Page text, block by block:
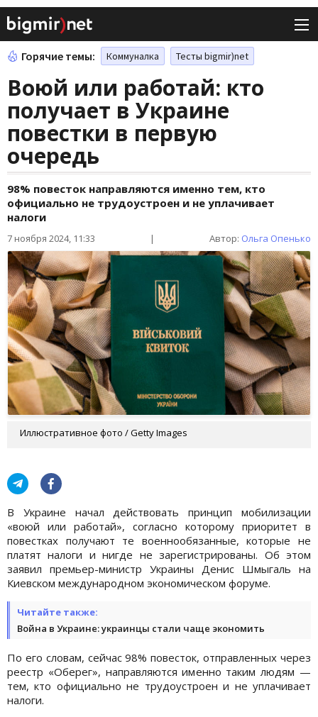
Горячие темы: Коммуналка Тесты bigmir)net
Воюй или работай: кто
получает в Украине
повестки в первую
очередь
98% повесток направляются именно тем, кто
официально не трудоустроен и не уплачивает
налоги
7 ноября 2024, 11:33 | Автор: Ольга Опенько
Иллюстративное фото / Getty Images
В Украине начал действовать принцип мобилизации
«воюй или работай», согласно которому приоритет в
повестках получают те военнообязанные, которые не
платят налоги и нигде не зарегистрированы. Об этом
заявил премьер-министр Украины Денис Шмыгаль на
Киевском международном экономическом форуме.
Читайте также:
Война в Украине: украинцы стали чаще экономить
По его словам, сейчас 98% повесток, отправленных через
реестр «Оберег», направляются именно таким людям —
тем, кто официально не трудоустроен и не уплачивает
налоги.